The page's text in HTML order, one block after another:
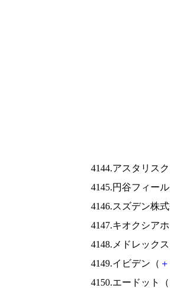
4144.アスタリス
4145.円谷フィー
4146.スズデン株
4147.キオクシア
4148.メドレック
4149.イビデン（ ＋
4150.エードット（